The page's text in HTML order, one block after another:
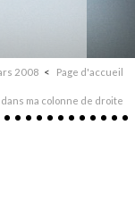
2008 Page d'accueil
ma colonne de droite